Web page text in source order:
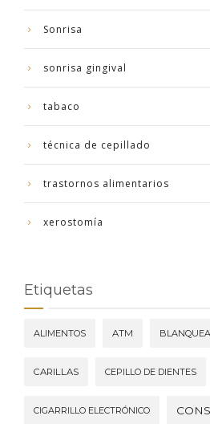
Sonrisa
sonrisa gingival
tabaco
técnica de cepillado
trastornos alimentarios
xerostomía
Etiquetas
ALIMENTOS ATM
CARILLAS CEPILLO DE DIENTES
CIGARRILLO ELECTRÓNICO